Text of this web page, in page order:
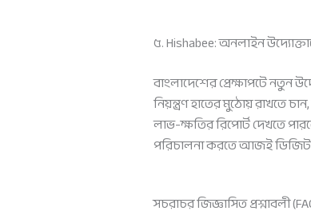
৫. Hishabee: অনলাইন
বাংলাদেশের প্রেক্ষাপটে নতুন
নিয়ন্ত্রণ হাতের মুঠোয় রাখতে
লাভ-ক্ষতির রিপোর্ট দেখতে
পরিচালনা করতে আজই
সচরাচর জিজ্ঞাসিত প্রশ্নাবলী